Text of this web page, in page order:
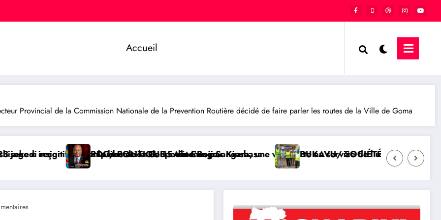
Accueil
Provincial de la Commission Nationale de la Prevention Routière décidé de faire parler les routes de la Ville de Goma
du Congopar Kinshasa
Boji Sangara, une voix forte au service de l’unité et de la République
BUKAVU/ SOCIÉTÉ : Lancement des travaux d’aménagement de la voirie
QATAR/ POLITIQUE :